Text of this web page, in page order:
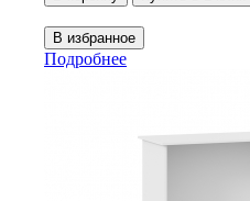
Подробнее